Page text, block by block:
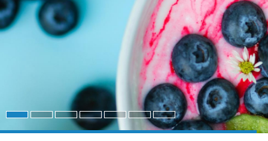
Für die großen und
kleinen Emotionen